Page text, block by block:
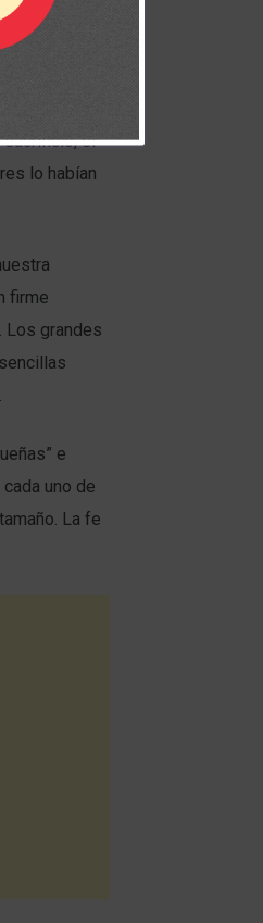
(Gn 12.1-
sacrificio, él
lo habían
firme
Los grandes
e
uno de
La fe